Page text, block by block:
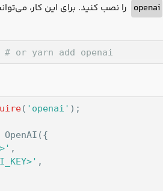
openai
# or yarn add openai
( 'openai' );
,